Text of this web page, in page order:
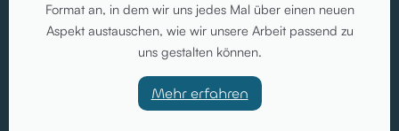
Format an, in dem wir uns jedes Mal über einen neuen
Aspekt austauschen, wie wir unsere Arbeit passend zu
uns gestalten können.
Mehr erfahren